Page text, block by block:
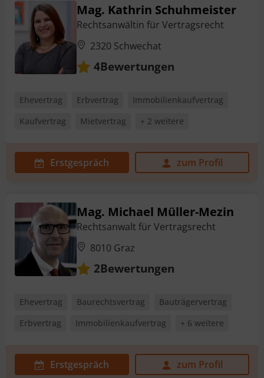
Mag. Kathrin Schuhmeister
Rechtsanwältin für Vertragsrecht
2320 Schwechat
4Bewertungen
Ehevertrag Erbvertrag
Immobilienkaufvertrag
Kaufvertrag
Mietvertrag + 2 weitere
Erstgespräch zum Profil
Mag. Michael Müller-Mezin
Rechtsanwalt für Vertragsrecht
8010 Graz
2Bewertungen
Ehevertrag Baurechtsvertrag
Bauträgervertrag
Erbvertrag
Immobilienkaufvertrag + 6 weitere
Erstgespräch zum Profil